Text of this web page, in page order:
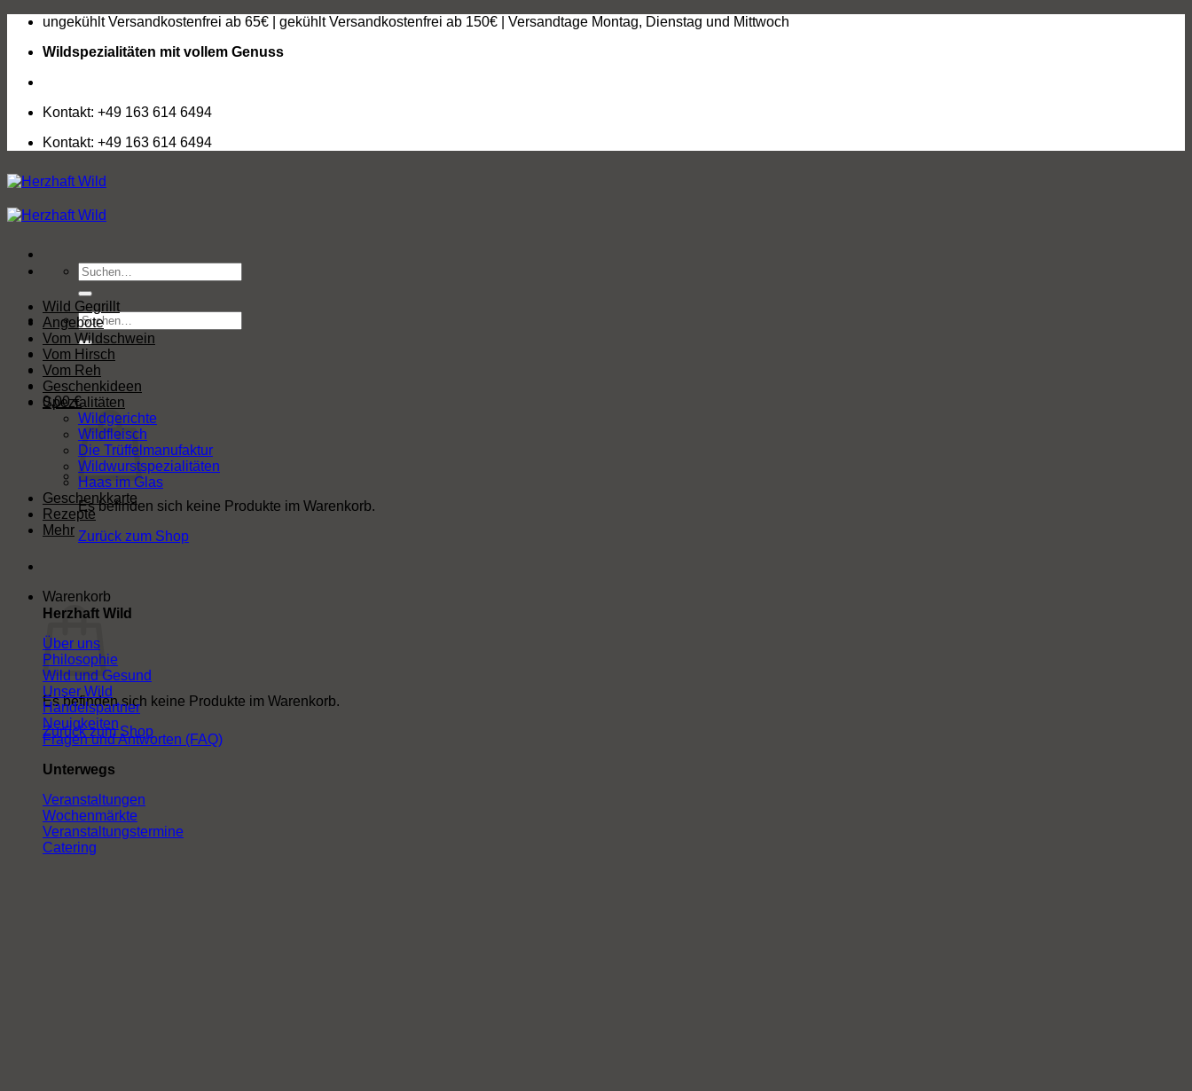
Zum
springen
ungekühlt Versandkostenfrei ab 65€ | gekühlt Versandkostenfrei ab 150€ | Versandtage Montag, Dienstag und Mittwoch
Wildspezialitäten mit vollem Genuss
Kontakt: +49 163 614 6494
Kontakt: +49 163 614 6494
Suchen
nach:
Suchen
nach:
0,00€
Es befinden sich keine Produkte im Warenkorb.
Zurück zum Shop
Warenkorb
Es befinden sich keine Produkte im Warenkorb.
Zurück zum Shop
Wild Gegrillt
Angebote
Vom Wildschwein
Vom Hirsch
Vom Reh
Geschenkideen
Spezialitäten
Wildgerichte
Wildfleisch
Die Trüffelmanufaktur
Wildwurstspezialitäten
Haas im Glas
Geschenkkarte
Rezepte
Mehr
Herzhaft Wild
Über uns
Philosophie
Wild und Gesund
Unser Wild
Handelspartner
Neuigkeiten
Fragen und Antworten (FAQ)
Unterwegs
Veranstaltungen
Wochenmärkte
Veranstaltungstermine
Catering